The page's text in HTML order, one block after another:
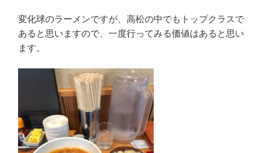
変化球のラーメンですが、高松の中でもトップクラスで
あると思いますので、一度行ってみる価値はあると思い
ます。